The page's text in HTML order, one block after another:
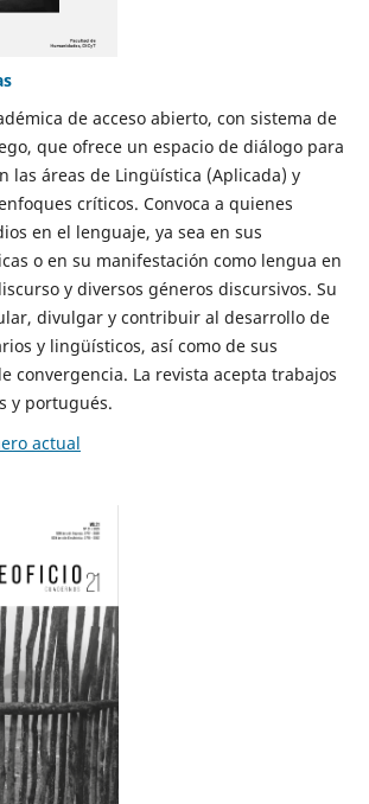
de acceso abierto, con sistema de
que ofrece un espacio de diálogo para
las áreas de Lingüística (Aplicada) y
críticos. Convoca a quienes
en el lenguaje, ya sea en sus
o en su manifestación como lengua en
y diversos géneros discursivos. Su
divulgar y contribuir al desarrollo de
y lingüísticos, así como de sus
convergencia. La revista acepta trabajos
y portugués.
actual